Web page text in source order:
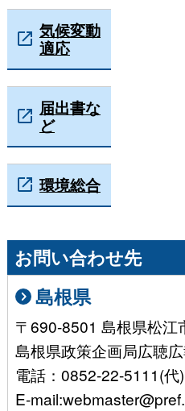
気候変動
適応
届出書な
ど
環境総合
お問い合わせ先
島根県
〒690-8501 島根県松江
島根県政策企画局広聴
電話：0852-22-5111(代)
E-